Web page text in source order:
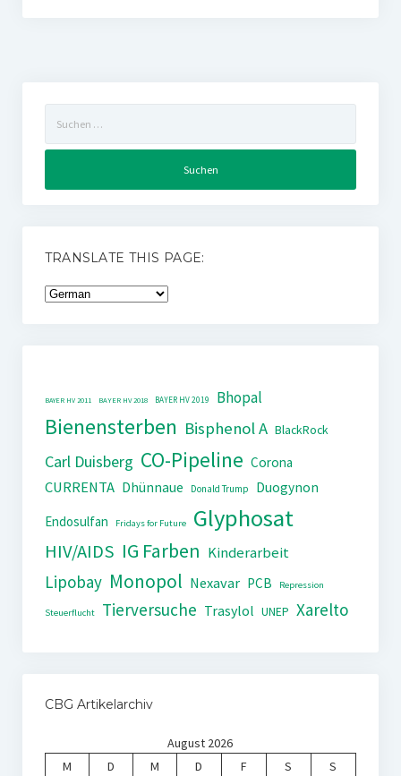
nach:
TRANSLATE THIS PAGE:
BAYER HV 2011 BAYER HV 2018 BAYER HV 2019 Bhopal
Bienensterben Bisphenol A BlackRock
Carl Duisberg CO-Pipeline Corona
CURRENTA Dhünnaue Donald Trump
Duogynon
Endosulfan
Fridays for Future Glyphosat
HIV/AIDS IG Farben Kinderarbeit
Lipobay Monopol Nexavar PCB Repression
Steuerflucht Tierversuche Trasylol UNEP Xarelto
CBG Artikelarchiv
August 2026
M
D M D F S S